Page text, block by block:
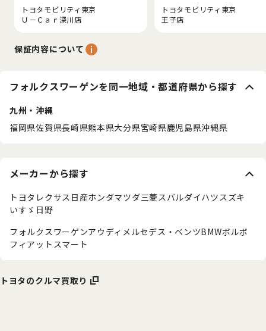
トヨタモビリティ東京
Ｕ－Ｃａｒ深川店
トヨタモビリティ東京
王子店
保証内容について
フォルクスワーゲンを同一地域・都道府県から探す
九州・沖縄
福岡県佐賀県長崎県熊本県大分県宮崎県鹿児島県沖縄県
メーカーから探す
トヨタ レクサス 日産ホンダマツダ三菱スバルダイハツ スズキ
いすゞ 日野
フォルクスワーゲンアウディ メルセデス・ベンツBMWボルボ
フィアット スマート
トヨタのクルマ買取り